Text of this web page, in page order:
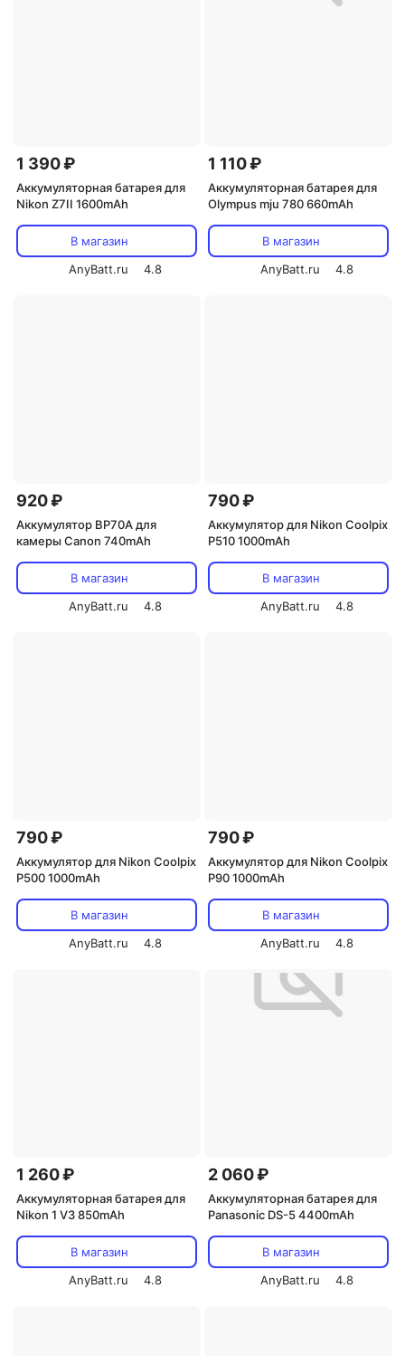
1 390 ₽
Аккумуляторная батарея для
Nikon Z7II 1600mAh
В магазин
AnyBatt.ru
4.8
1 110 ₽
Аккумуляторная батарея для
Olympus mju 780 660mAh
В магазин
AnyBatt.ru
4.8
920 ₽
Аккумулятор BP70A для
камеры Canon 740mAh
В магазин
AnyBatt.ru
4.8
790 ₽
Аккумулятор для Nikon Coolpix
P510 1000mAh
В магазин
AnyBatt.ru
4.8
790 ₽
Аккумулятор для Nikon Coolpix
P500 1000mAh
В магазин
AnyBatt.ru
4.8
790 ₽
Аккумулятор для Nikon Coolpix
P90 1000mAh
В магазин
AnyBatt.ru
4.8
1 260 ₽
Аккумуляторная батарея для
Nikon 1 V3 850mAh
В магазин
AnyBatt.ru
4.8
2 060 ₽
Аккумуляторная батарея для
Panasonic DS-5 4400mAh
В магазин
AnyBatt.ru
4.8